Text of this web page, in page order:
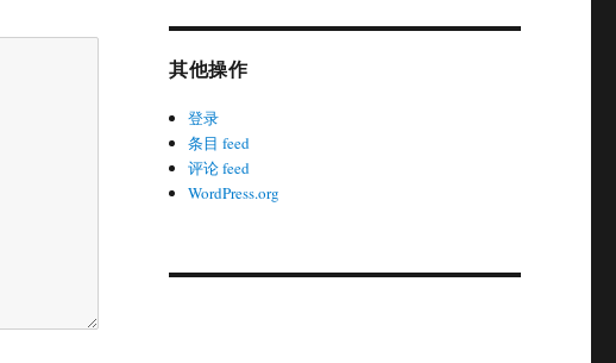
其他操作
登录
条目 feed
评论 feed
WordPress.org